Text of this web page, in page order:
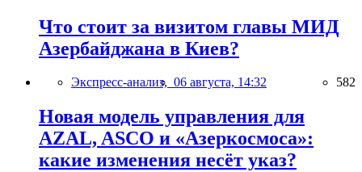
Что стоит за визитом главы МИД
Азербайджана в Киев?
Экспресс-анализ, 06 августа, 14:32 582
Новая модель управления для
AZAL, ASCO и «Азеркосмоса»:
какие изменения несёт указ?